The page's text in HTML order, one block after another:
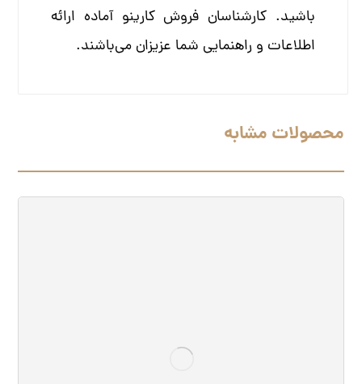
باشید. کارشناسان فروش کارینو آماده ارائه
اطلاعات و راهنمایی شما عزیزان می‌باشند.
محصولات مشابه